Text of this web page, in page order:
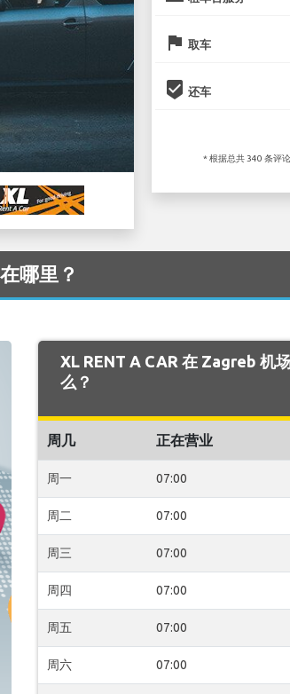
flag 取车
beenhere 还车
* 根据总共 340 条评
哪里？
XL RENT A CAR 在 Zagreb 机
么？
周几 正在营业
周一 07:00
周二 07:00
周三 07:00
周四 07:00
周五 07:00
周六 07:00